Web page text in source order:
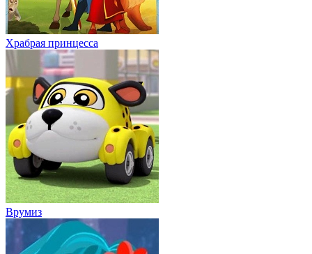
Храбрая принцесса
Врумиз